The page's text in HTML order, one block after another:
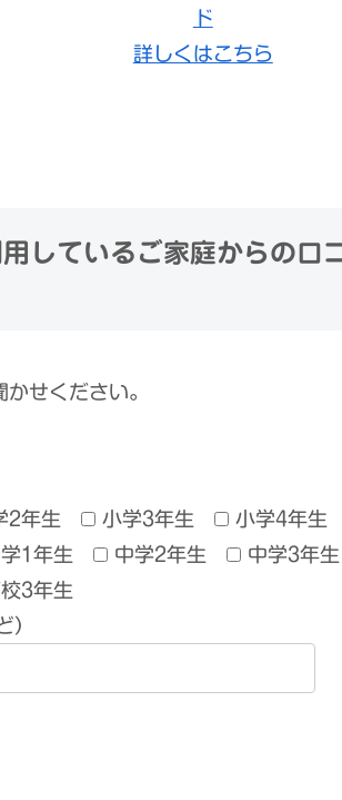
詳しくはこちら
しているご家庭からの口
せください。
2年生 小学3年生
小学4年生
1年生 中学2年生
中学3年生
3年生
）